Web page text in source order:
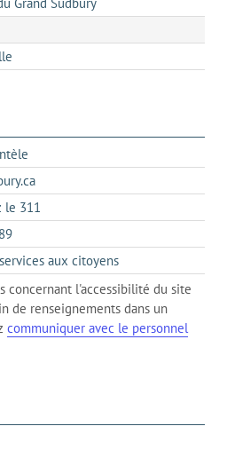
dans
un
nouvel
s'ouvre
dans
votre
de
messagerie
le 311
dans
un
client
de
votre
téléphone
s'ouvre
dans
un
client
de
votre
aux citoyenss'ouvre
dans
l'onglet
actuel
concernant l'accessibilité du site
de renseignements dans un
communiquer avec le personnel